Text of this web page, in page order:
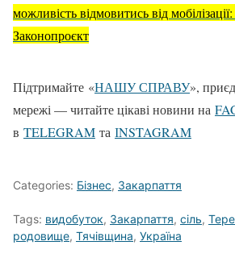
можливість відмовитись від
Законопроєкт
Підтримайте «НАШУ СПРАВУ»,
мережі — читайте цікаві новини на
в TELEGRAM та ІNSTAGRAM
Categories: Бізнес, Закарпаття
Tags: видобуток, Закарпаття, сіль,
родовище, Тячівщина, Україна